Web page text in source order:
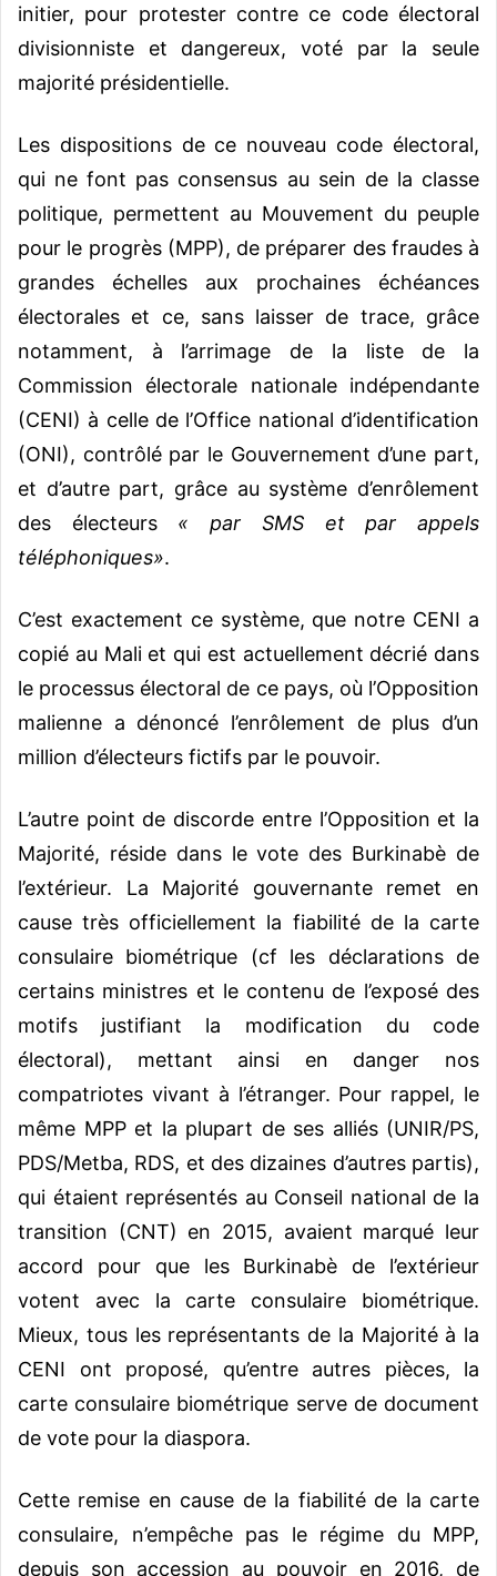
initier, pour protester contre ce code électoral
divisionniste et dangereux, voté par la seule
majorité présidentielle.
Les dispositions de ce nouveau code électoral,
qui ne font pas consensus au sein de la classe
politique, permettent au Mouvement du peuple
pour le progrès (MPP), de préparer des fraudes à
grandes échelles aux prochaines échéances
électorales et ce, sans laisser de trace, grâce
notamment, à l’arrimage de la liste de la
Commission électorale nationale indépendante
(CENI) à celle de l’Office national d’identification
(ONI), contrôlé par le Gouvernement d’une part,
et d’autre part, grâce au système d’enrôlement
des électeurs « par SMS et par appels
téléphoniques».
C’est exactement ce système, que notre CENI a
copié au Mali et qui est actuellement décrié dans
le processus électoral de ce pays, où l’Opposition
malienne a dénoncé l’enrôlement de plus d’un
million d’électeurs fictifs par le pouvoir.
L’autre point de discorde entre l’Opposition et la
Majorité, réside dans le vote des Burkinabè de
l’extérieur. La Majorité gouvernante remet en
cause très officiellement la fiabilité de la carte
consulaire biométrique (cf les déclarations de
certains ministres et le contenu de l’exposé des
motifs justifiant la modification du code
électoral), mettant ainsi en danger nos
compatriotes vivant à l’étranger. Pour rappel, le
même MPP et la plupart de ses alliés (UNIR/PS,
PDS/Metba, RDS, et des dizaines d’autres partis),
qui étaient représentés au Conseil national de la
transition (CNT) en 2015, avaient marqué leur
accord pour que les Burkinabè de l’extérieur
votent avec la carte consulaire biométrique.
Mieux, tous les représentants de la Majorité à la
CENI ont proposé, qu’entre autres pièces, la
carte consulaire biométrique serve de document
de vote pour la diaspora.
Cette remise en cause de la fiabilité de la carte
consulaire, n’empêche pas le régime du MPP,
depuis son accession au pouvoir en 2016, de